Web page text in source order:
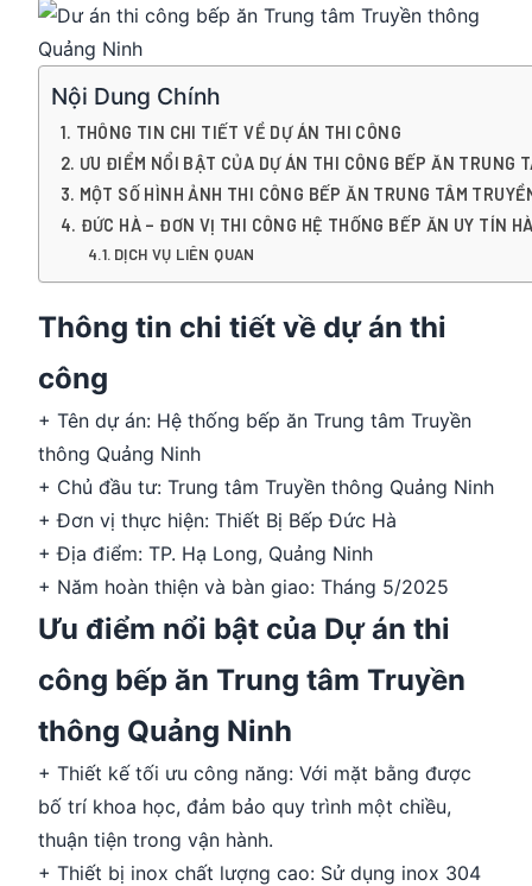
Nội Dung Chính
THÔNG TIN CHI TIẾT VỀ DỰ ÁN THI CÔNG
ƯU ĐIỂM NỔI BẬT CỦA DỰ ÁN THI CÔNG BẾP ĂN TRUNG
MỘT SỐ HÌNH ẢNH THI CÔNG BẾP ĂN TRUNG TÂM
ĐỨC HÀ – ĐƠN VỊ THI CÔNG HỆ THỐNG BẾP ĂN UY TÍN
DỊCH VỤ LIÊN QUAN
Thông tin chi tiết về dự án thi
công
+ Tên dự án: Hệ thống bếp ăn Trung tâm Truyền
thông Quảng Ninh
+ Chủ đầu tư: Trung tâm Truyền thông Quảng Ninh
+ Đơn vị thực hiện: Thiết Bị Bếp Đức Hà
+ Địa điểm: TP. Hạ Long, Quảng Ninh
+ Năm hoàn thiện và bàn giao: Tháng 5/2025
Ưu điểm nổi bật của Dự án thi
công bếp ăn Trung tâm Truyền
thông Quảng Ninh
+ Thiết kế tối ưu công năng: Với mặt bằng được
bố trí khoa học, đảm bảo quy trình một chiều,
thuận tiện trong vận hành.
+ Thiết bị inox chất lượng cao: Sử dụng inox 304